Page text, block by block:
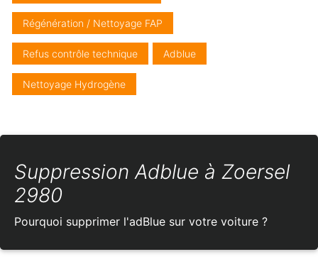
Régénération / Nettoyage FAP
Refus contrôle technique Adblue
Nettoyage Hydrogène
Suppression Adblue à Zoersel
2980
Pourquoi supprimer l'adBlue sur votre voiture ?